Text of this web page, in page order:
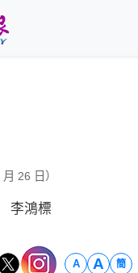
26 日）
鴻標
A A 簡